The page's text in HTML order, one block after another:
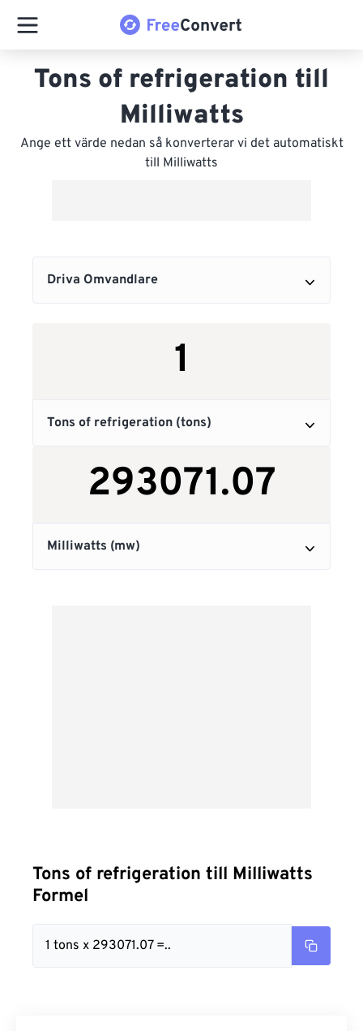
Tons of refrigeration till
Milliwatts
Ange ett värde nedan så konverterar vi det automatiskt
till Milliwatts
Tons of refrigeration till Milliwatts
Formel
1 tons x 293071.07 =..